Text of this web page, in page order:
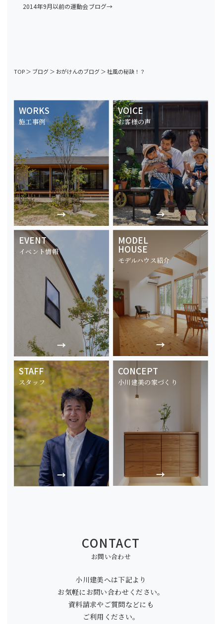
2014年9月以前の運動会ブログ→
TOP＞ ブログ＞ おがけんのブログ＞社風の秘訣！？
WORKS
施工事例
VOICE
お客様の声
EVENT
イベント情報
MODEL
HOUSE
モデルハウス紹介
STAFF
スタッフ
CONCEPT
小川建美の家づくり
CONTACT
お問い合わせ
小川建美へは下記より
お気軽にお問い合わせください。
資料請求やご質問などにも
ご利用ください。